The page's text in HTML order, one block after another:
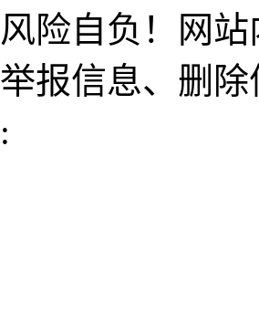
险自负！网
报信息、删